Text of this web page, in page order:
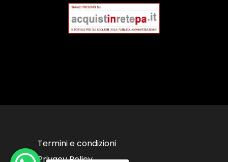
Termini e condizioni
Privacy Policy